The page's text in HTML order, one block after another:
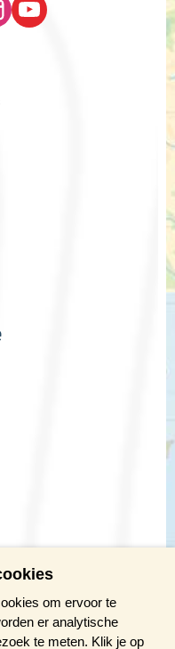
om ervoor te
er analytische
te meten. Klik je op